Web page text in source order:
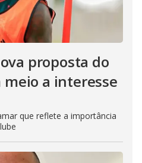
proposta do
meio a interesse
que reflete a importância